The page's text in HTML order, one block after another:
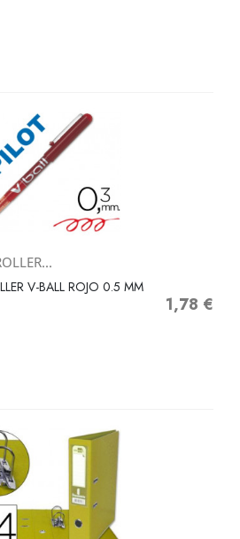
V-BALL ROJO 0.5 MM
Precio
1,78 €